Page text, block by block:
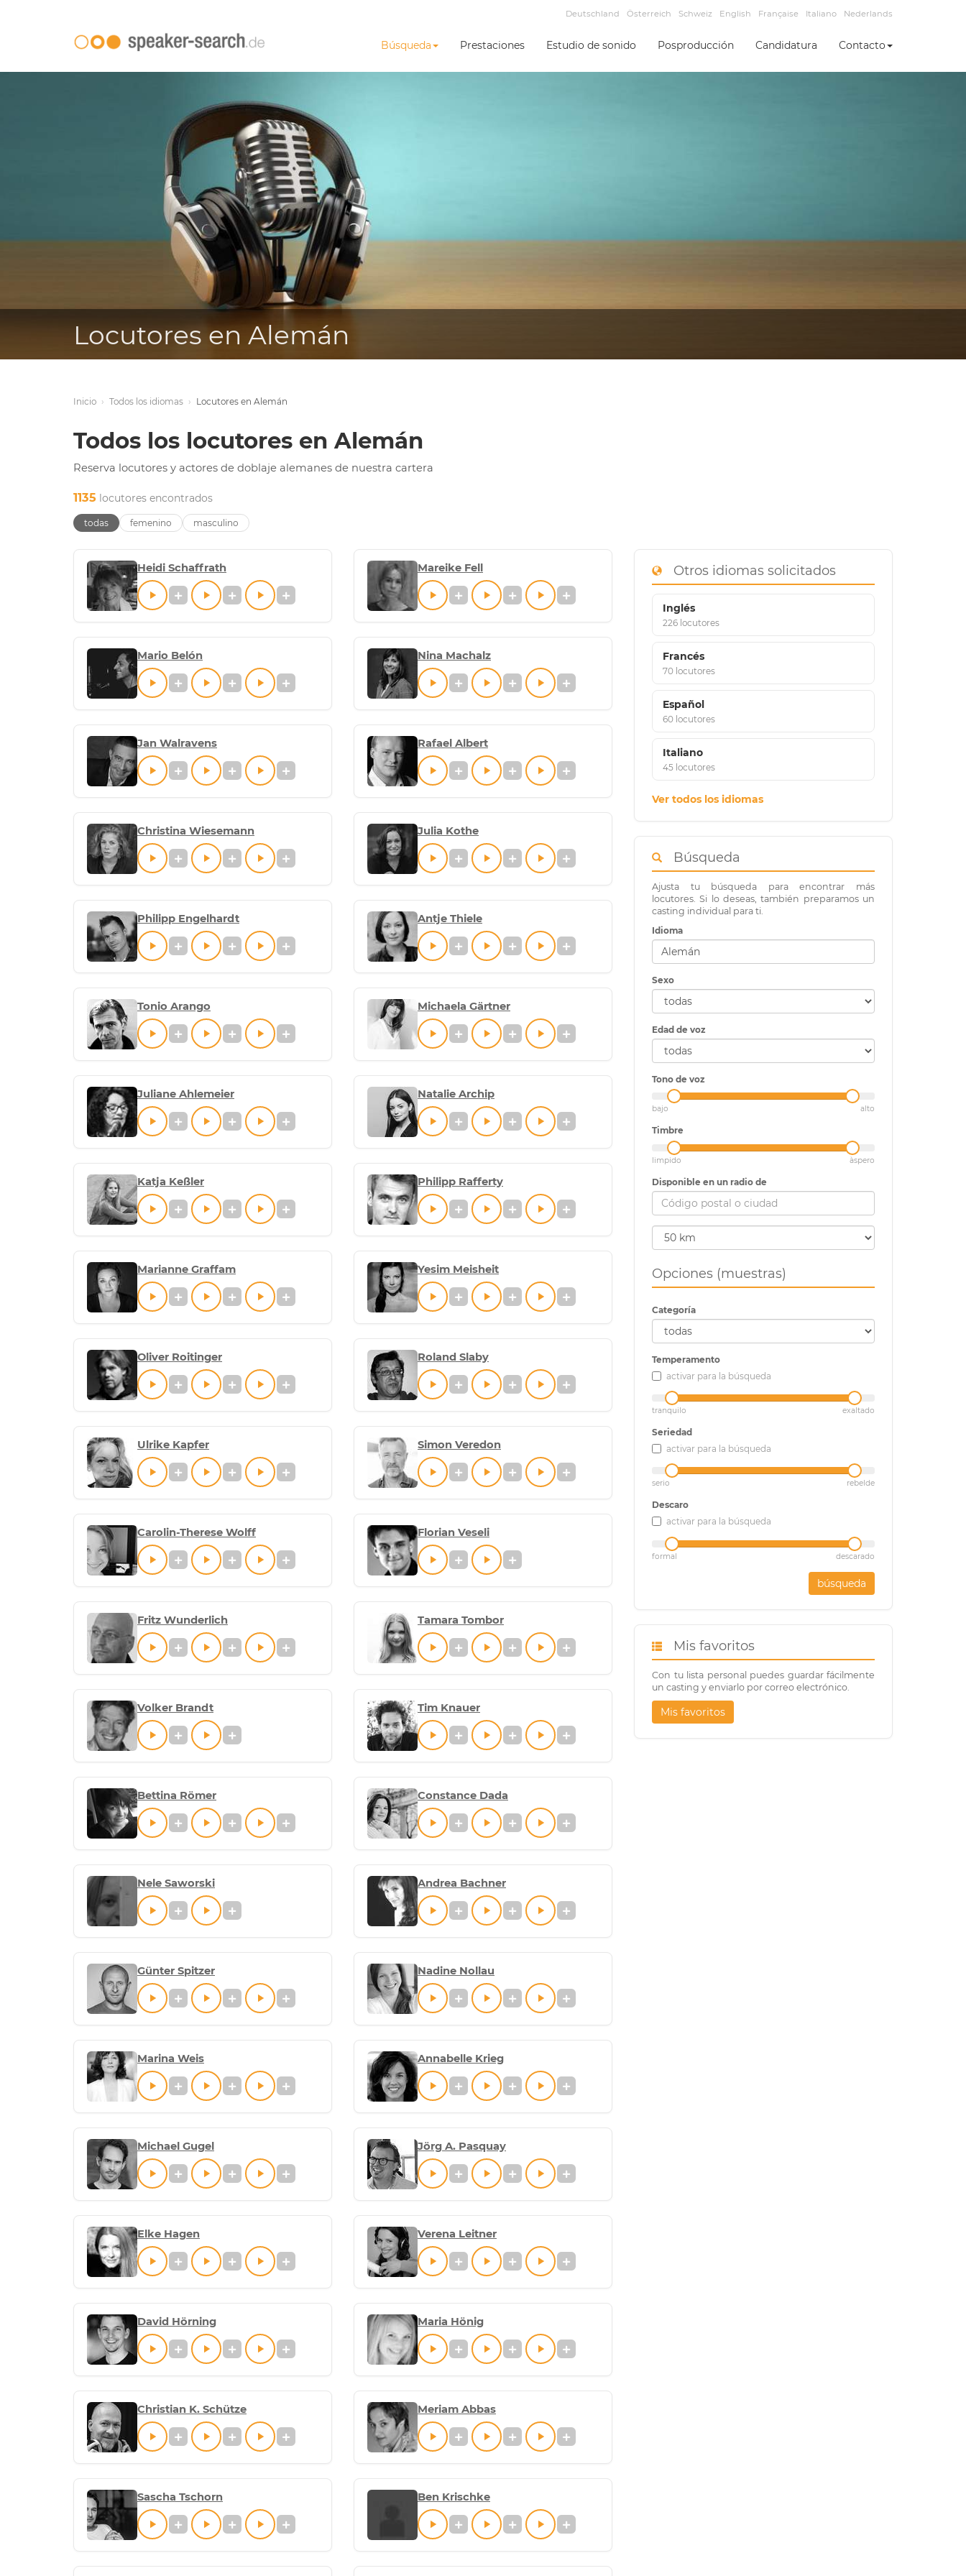
Deutschland Österreich Schweiz English Française Italiano Nederlands
Búsqueda Prestaciones Estudio de sonido Posproducción Candidatura Contacto
Locutores en Alemán
Inicio › Todos los idiomas › Locutores en Alemán
Todos los locutores en Alemán
Reserva locutores y actores de doblaje alemanes de nuestra cartera
1135 locutores encontrados
todas femenino masculino
Heidi Schaffrath Mareike Fell
Mario Belón Nina Machalz
Jan Walravens Rafael Albert
Christina Wiesemann Julia Kothe
Philipp Engelhardt Antje Thiele
Tonio Arango Michaela Gärtner
Juliane Ahlemeier Natalie Archip
Katja Keßler Philipp Rafferty
Marianne Graffam Yesim Meisheit
Oliver Roitinger Roland Slaby
Ulrike Kapfer Simon Veredon
Carolin-Therese Wolff Florian Veseli
Fritz Wunderlich Tamara Tombor
Volker Brandt Tim Knauer
Bettina Römer Constance Dada
Nele Saworski Andrea Bachner
Günter Spitzer Nadine Nollau
Marina Weis Annabelle Krieg
Michael Gugel Jörg A. Pasquay
Elke Hagen Verena Leitner
David Hörning Maria Hönig
Christian K. Schütze Meriam Abbas
Sascha Tschorn Ben Krischke
Otros idiomas solicitados
Inglés
226 locutores
Francés
70 locutores
Español
60 locutores
Italiano
45 locutores
Ver todos los idiomas
Búsqueda
Ajusta tu búsqueda para encontrar más
locutores. Si lo deseas, también preparamos un
casting individual para ti.
Idioma
Sexo
Edad de voz
Tono de voz
bajo alto
Timbre
limpido àspero
Disponible en un radio de
Opciones (muestras)
Categoría
Temperamento
activar para la búsqueda
tranquilo exaltado
Seriedad
activar para la búsqueda
serio rebelde
Descaro
activar para la búsqueda
formal descarado
búsqueda
Mis favoritos
Con tu lista personal puedes guardar fácilmente
un casting y enviarlo por correo electrónico.
Mis favoritos